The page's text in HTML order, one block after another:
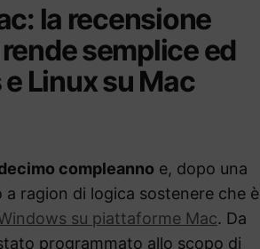
la recensione
semplice ed
Linux su Mac
compleanno e, dopo una
ragion di logica sostenere che è
su piattaforme Mac. Da
programmato allo scopo di